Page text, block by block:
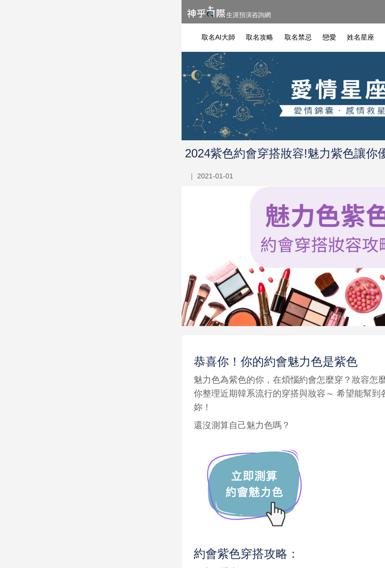
生涯預演咨詢網
取名AI大師 取名攻略 取名禁忌 戀愛 姓名星座
2024紫色約會穿搭妝容!魅力紫色讓你
｜ 2021-01-01
恭喜你！你的約會魅力色是紫色
魅力色為紫色的你，在煩惱約會怎麼穿？妝容怎
你整理近期韓系流行的穿搭與妝容～ 希望能幫到
妳！
還沒測算自己魅力色嗎？
約會紫色穿搭攻略：